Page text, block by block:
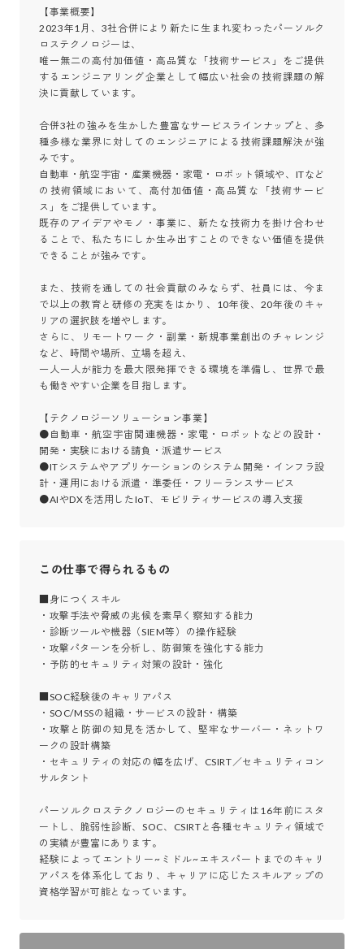
【事業概要】
2023年1月、3社合併により新たに生まれ変わったパーソルク
ロステクノロジーは、
唯一無二の高付加価値・高品質な「技術サービス」をご提供
するエンジニアリング企業として幅広い社会の技術課題の解
決に貢献しています。
合併3社の強みを生かした豊富なサービスラインナップと、多
種多様な業界に対してのエンジニアによる技術課題解決が強
みです。
自動車・航空宇宙・産業機器・家電・ロボット領域や、ITなど
の技術領域において、高付加価値・高品質な「技術サービ
ス」をご提供しています。
既存のアイデアやモノ・事業に、新たな技術力を掛け合わせ
ることで、私たちにしか生み出すことのできない価値を提供
できることが強みです。
また、技術を通しての社会貢献のみならず、社員には、今ま
で以上の教育と研修の充実をはかり、10年後、20年後のキャ
リアの選択肢を増やします。
さらに、リモートワーク・副業・新規事業創出のチャレンジ
など、時間や場所、立場を超え、
一人一人が能力を最大限発揮できる環境を準備し、世界で最
も働きやすい企業を目指します。
【テクノロジーソリューション事業】
●自動車・航空宇宙関連機器・家電・ロボットなどの設計・
開発・実験における請負・派遣サービス
●ITシステムやアプリケーションのシステム開発・インフラ設
計・運用における派遣・準委任・フリーランスサービス
●AIやDXを活用したIoT、モビリティサービスの導入支援
この仕事で得られるもの
■身につくスキル
・攻撃手法や脅威の兆候を素早く察知する能力
・診断ツールや機器（SIEM等）の操作経験
・攻撃パターンを分析し、防御策を強化する能力
・予防的セキュリティ対策の設計・強化
■SOC経験後のキャリアパス
・SOC/MSSの組織・サービスの設計・構築
・攻撃と防御の知見を活かして、堅牢なサーバー・ネットワ
ークの設計構築
・セキュリティの対応の幅を広げ、CSIRT／セキュリティコン
サルタント
パーソルクロステクノロジーのセキュリティは16年前にスタ
ートし、脆弱性診断、SOC、CSIRTと各種セキュリティ領域で
の実績が豊富にあります。
経験によってエントリー~ミドル~エキスパートまでのキャリ
アパスを体系化しており、キャリアに応じたスキルアップの
資格学習が可能となっています。